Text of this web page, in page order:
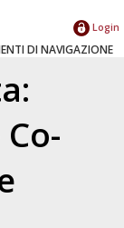
Login
DI NAVIGAZIONE